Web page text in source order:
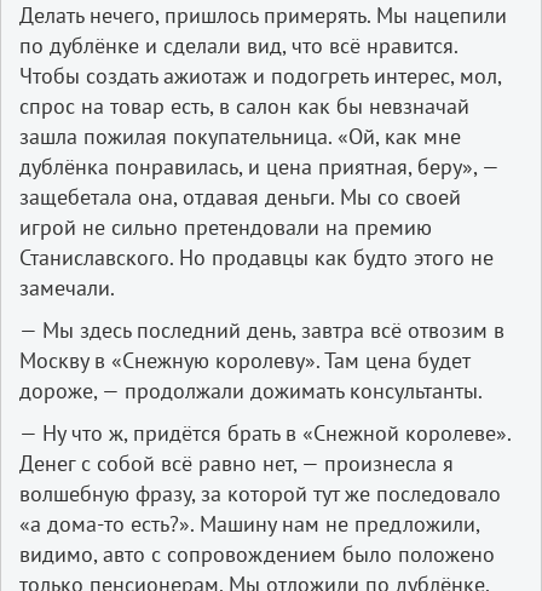
Делать нечего, пришлось примерять. Мы нацепили
по дублёнке и сделали вид, что всё нравится.
Чтобы создать ажиотаж и подогреть интерес, мол,
спрос на товар есть, в салон как бы невзначай
зашла пожилая покупательница. «Ой, как мне
дублёнка понравилась, и цена приятная, беру», —
защебетала она, отдавая деньги. Мы со своей
игрой не сильно претендовали на премию
Станиславского. Но продавцы как будто этого не
замечали.
— Мы здесь последний день, завтра всё отвозим в
Москву в «Снежную королеву». Там цена будет
дороже, — продолжали дожимать консультанты.
— Ну что ж, придётся брать в «Снежной королеве».
Денег с собой всё равно нет, — произнесла я
волшебную фразу, за которой тут же последовало
«а дома-то есть?». Машину нам не предложили,
видимо, авто с сопровождением было положено
только пенсионерам. Мы отложили по дублёнке,